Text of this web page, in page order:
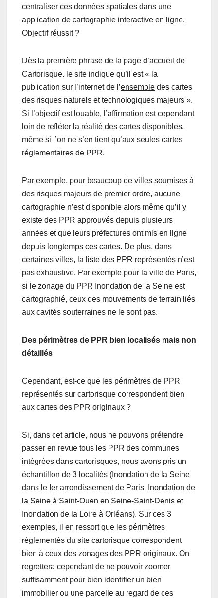
centraliser ces données spatiales dans une
application de cartographie interactive en ligne.
Objectif réussit ?
Dès la première phrase de la page d’accueil de
Cartorisque, le site indique qu’il est « la
publication sur l’internet de l’ensemble des cartes
des risques naturels et technologiques majeurs ».
Si l’objectif est louable, l’affirmation est cependant
loin de refléter la réalité des cartes disponibles,
même si l’on ne s’en tient qu’aux seules cartes
réglementaires de PPR.
Par exemple, pour beaucoup de villes soumises à
des risques majeurs de premier ordre, aucune
cartographie n’est disponible alors même qu’il y
existe des PPR approuvés depuis plusieurs
années et que leurs préfectures ont mis en ligne
depuis longtemps ces cartes. De plus, dans
certaines villes, la liste des PPR représentés n’est
pas exhaustive. Par exemple pour la ville de Paris,
si le zonage du PPR Inondation de la Seine est
cartographié, ceux des mouvements de terrain liés
aux cavités souterraines ne le sont pas.
Des périmètres de PPR bien localisés mais non
détaillés
Cependant, est-ce que les périmètres de PPR
représentés sur cartorisque correspondent bien
aux cartes des PPR originaux ?
Si, dans cet article, nous ne pouvons prétendre
passer en revue tous les PPR des communes
intégrées dans cartorisques, nous avons pris un
échantillon de 3 localités (Inondation de la Seine
dans le Ier arrondissement de Paris, Inondation de
la Seine à Saint-Ouen en Seine-Saint-Denis et
Inondation de la Loire à Orléans). Sur ces 3
exemples, il en ressort que les périmètres
réglementés du site cartorisque correspondent
bien à ceux des zonages des PPR originaux. On
regrettera cependant de ne pouvoir zoomer
suffisamment pour bien identifier un bien
immobilier ou une parcelle au regard de ces